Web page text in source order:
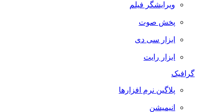
ویرایشگر فیلم
پخش صوت
ابزار سی دی
ابزار رایت
گرافیک
پلاگین نرم افزارها
انیمیشن